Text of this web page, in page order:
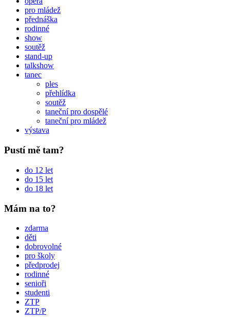
pro mládež
přednáška
rodinné
show
soutěž
stand-up
talkshow
tanec
ples
přehlídka
soutěž
taneční pro dospělé
taneční pro mládež
výstava
Pustí mě tam?
do 12 let
do 15 let
do 18 let
Mám na to?
zdarma
děti
dobrovolné
pro školy
předprodej
rodinné
senioři
studenti
ZTP
ZTP/P